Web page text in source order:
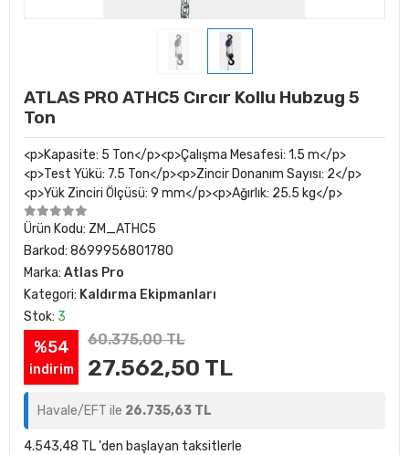
ATLAS PRO ATHC5 Cırcır Kollu Hubzug 5
Ton
<p>Kapasite: 5 Ton</p><p>Çalışma Mesafesi: 1.5 m</p>
<p>Test Yükü: 7.5 Ton</p><p>Zincir Donanım Sayısı: 2</p>
<p>Yük Zinciri Ölçüsü: 9 mm</p><p>Ağırlık: 25.5 kg</p>
Ürün Kodu: ZM_ATHC5
Barkod: 8699956801780
Marka: Atlas Pro
Kategori: Kaldırma Ekipmanları
Stok: 3
%54
indirim
60.375,00 TL
27.562,50 TL
Havale/EFT ile 26.735,63 TL
4.543,48 TL 'den başlayan taksitlerle